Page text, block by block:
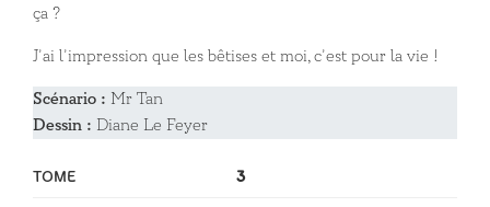
ça ?
J’ai l’impression que les bêtises et moi, c’est pour la vie !
Scénario : Mr Tan
Dessin : Diane Le Feyer
TOME 3